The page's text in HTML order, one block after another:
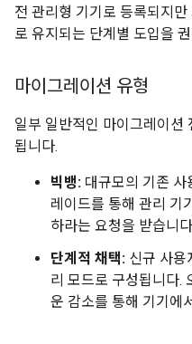
전 관리형 기기로 등록되지
로 유지되는 단계별 도입을
마이그레이션 유형
일부 일반적인 마이그레이션
됩니다.
빅뱅: 대규모의 기존 사
레이드를 통해 관리 기
하라는 요청을 받습니
단계적 채택: 신규 사용
리 모드로 구성됩니다.
운 감소를 통해 기기에